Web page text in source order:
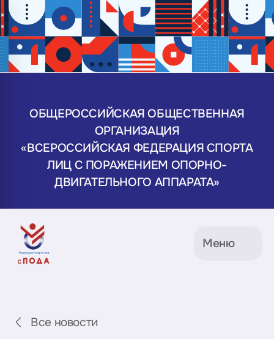
ОБЩЕРОССИЙСКАЯ ОБЩЕСТВЕННАЯ
ОРГАНИЗАЦИЯ
«ВСЕРОССИЙСКАЯ ФЕДЕРАЦИЯ СПОРТА
ЛИЦ С ПОРАЖЕНИЕМ ОПОРНО-
ДВИГАТЕЛЬНОГО АППАРАТА»
Меню
Все новости